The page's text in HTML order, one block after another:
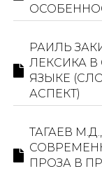
РАИЛЬ
ЛЕКСИКА
ЯЗЫКЕ
АСПЕКТ)
ТАГАЕВ
ПРОЗА В